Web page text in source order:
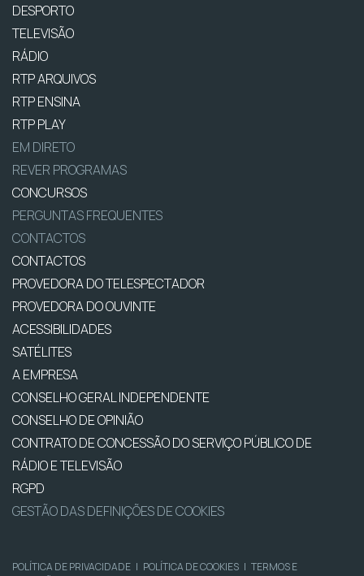
DESPORTO
TELEVISÃO
RÁDIO
RTP ARQUIVOS
RTP ENSINA
RTP PLAY
EM DIRETO
REVER PROGRAMAS
CONCURSOS
PERGUNTAS FREQUENTES
CONTACTOS
CONTACTOS
PROVEDORA DO TELESPECTADOR
PROVEDORA DO OUVINTE
ACESSIBILIDADES
SATÉLITES
A EMPRESA
CONSELHO GERAL INDEPENDENTE
CONSELHO DE OPINIÃO
CONTRATO DE CONCESSÃO DO SERVIÇO PÚBLICO DE
RÁDIO E TELEVISÃO
RGPD
GESTÃO DAS DEFINIÇÕES DE COOKIES
POLÍTICA DE PRIVACIDADE | POLÍTICA DE COOKIES | TERMOS E